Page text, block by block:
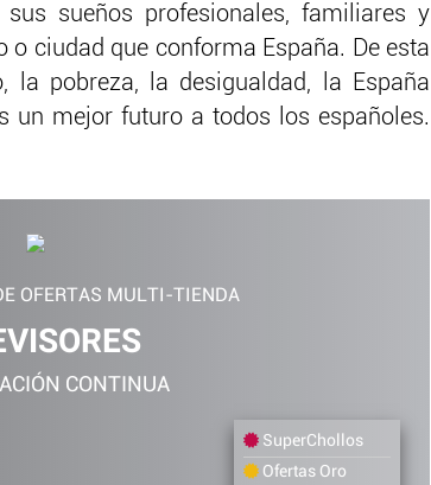
sueños profesionales, familiares y
o ciudad que conforma España. De esta
la pobreza, la desigualdad, la España
un mejor futuro a todos los españoles.
OFERTAS MULTI-TIENDA
CONTINUA
SuperChollos
Ofertas Oro